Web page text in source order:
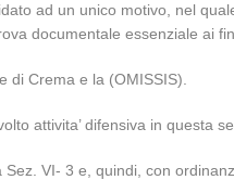
ad un unico motivo, nel
documentale essenziale ai
di Crema e la (OMISSIS).
attivita’ difensiva in questa
VI- 3 e, quindi, con